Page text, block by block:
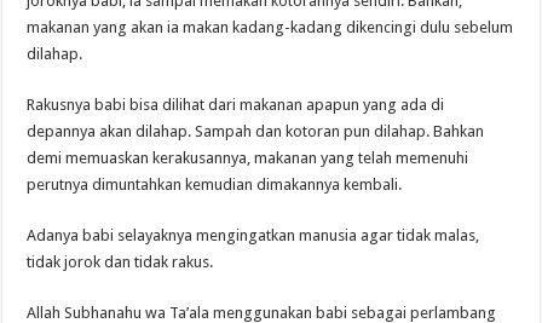
makanan yang akan ia makan kadang-kadang dikencingi dulu sebelum
dilahap.
Rakusnya babi bisa dilihat dari makanan apapun yang ada di
depannya akan dilahap. Sampah dan kotoran pun dilahap. Bahkan
demi memuaskan kerakusannya, makanan yang telah memenuhi
perutnya dimuntahkan kemudian dimakannya kembali.
Adanya babi selayaknya mengingatkan manusia agar tidak malas,
tidak jorok dan tidak rakus.
Allah Subhanahu wa Ta’ala menggunakan babi sebagai perlambang